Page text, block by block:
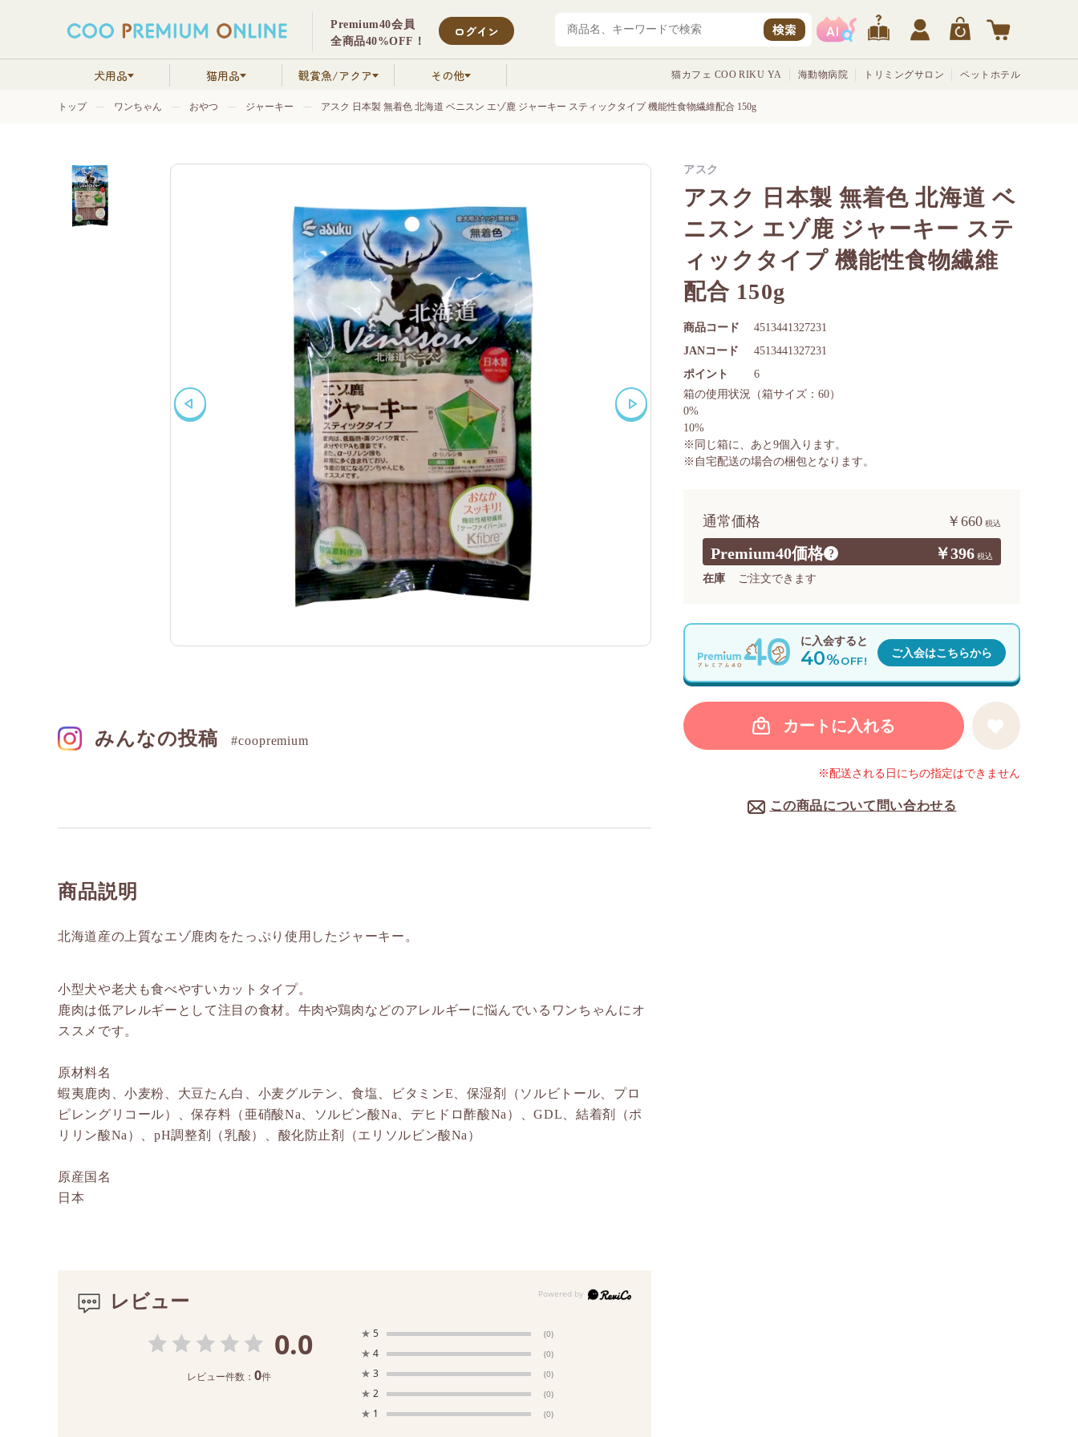
Premium40会員
全商品40%OFF！
ログイン 検索
犬用品 猫用品 観賞魚/アクア その他 猫カフェ COO RIKU YA 海動物病院 トリミングサロン ペットホテル
トップ ワンちゃん おやつ ジャーキー アスク 日本製 無着色 北海道 ベニスン エゾ鹿 ジャーキー スティックタイプ 機能性食物繊維配合 150g
みんなの投稿 #coopremium
商品説明
北海道産の上質なエゾ鹿肉をたっぷり使用したジャーキー。
小型犬や老犬も食べやすいカットタイプ。
鹿肉は低アレルギーとして注目の食材。牛肉や鶏肉などのアレルギーに悩んでいるワンちゃんにオ
ススメです。
原材料名
蝦夷鹿肉、小麦粉、大豆たん白、小麦グルテン、食塩、ビタミンE、保湿剤（ソルビトール、プロ
ピレングリコール）、保存料（亜硝酸Na、ソルビン酸Na、デヒドロ酢酸Na）、GDL、結着剤（ポ
リリン酸Na）、pH調整剤（乳酸）、酸化防止剤（エリソルビン酸Na）
原産国名
日本
レビュー
0.0
レビュー件数： 0件
★ 5 (0)
★ 4 (0)
★ 3 (0)
★ 2 (0)
★ 1 (0)
アスク 日本製 無着色 北海道 ベ
ニスン エゾ鹿 ジャーキー ステ
ィックタイプ 機能性食物繊維
配合 150g
Premium40価格 ? ￥396
通常価格 ￥660
在庫 ご注文できます
商品コード 4513441327231
ポイント 6
JANコード 4513441327231
カートに入れる
この商品について問い合わせる
箱の使用状況 （箱サイズ：60）
0%
10%
※同じ箱に、あと 9個入ります。
※自宅配送の場合の梱包となります。
アスク
※配送される日にちの指定はできません
に入会すると
40%OFF!
ご入会はこちらから